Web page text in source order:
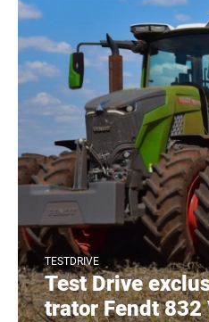
TESTDRIVE
Test Drive
trator Fendt 832